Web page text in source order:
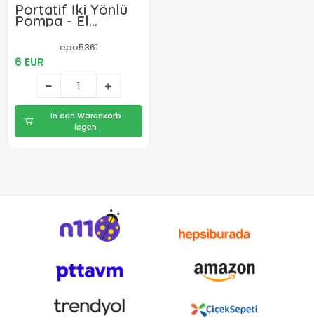
Portatif İki Yönlü
Pompa - El
Pompası - Şişirme
Boşaltama
Pompasıepo5361
6 EUR
In den Warenkorb
legen